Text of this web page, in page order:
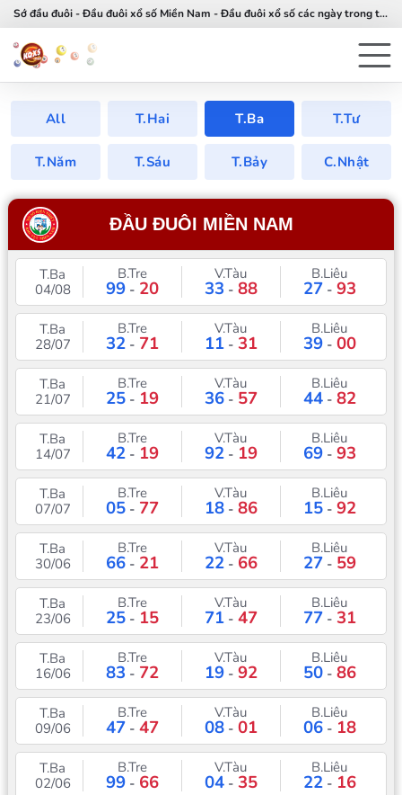
Sớ đầu đuôi - Đầu đuôi xổ số Miền Nam - Đầu đuôi xổ số các ngày trong tuần
All T.Hai T.Ba T.Tư
T.Năm T.Sáu T.Bảy C.Nhật
ĐẦU ĐUÔI MIỀN NAM
T.Ba
04/08
B.Tre
99- 20
V.Tàu
33 - 88
B.Liêu
27- 93
T.Ba
28/07
B.Tre
32- 71
V.Tàu
11- 31
B.Liêu
39- 00
T.Ba
21/07
B.Tre
25- 19
V.Tàu
36- 57
B.Liêu
44- 82
T.Ba
14/07
B.Tre
42- 19
V.Tàu
92- 19
B.Liêu
69- 93
T.Ba
07/07
B.Tre
05- 77
V.Tàu
18- 86
B.Liêu
15- 92
T.Ba
30/06
B.Tre
66- 21
V.Tàu
22- 66
B.Liêu
27- 59
T.Ba
23/06
B.Tre
25- 15
V.Tàu
71- 47
B.Liêu
77- 31
T.Ba
16/06
B.Tre
83 - 72
V.Tàu
19- 92
B.Liêu
50- 86
T.Ba
09/06
B.Tre
47- 47
V.Tàu
08- 01
B.Liêu
06- 18
T.Ba
02/06
B.Tre
99- 66
V.Tàu
04- 35
B.Liêu
22- 16